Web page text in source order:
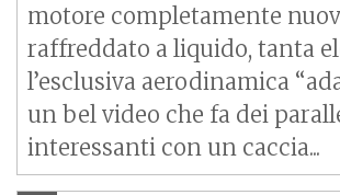
motore completamente
raffreddato a liquido, tanta
l’esclusiva aerodinamica
un bel video che fa dei
interessanti con un caccia...